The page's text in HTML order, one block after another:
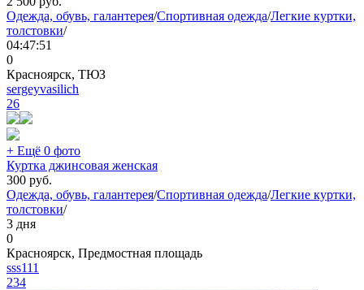
Одежда, обувь, галантерея/Спортивная одежда/Легкие куртки,
толстовки/
04:47:51
0
Красноярск, ТЮЗ
sergeyvasilich
26
+ Ещё 0 фото
Куртка джинсовая женская
300 руб.
Одежда, обувь, галантерея/Спортивная одежда/Легкие куртки,
толстовки/
3 дня
0
Красноярск, Предмостная площадь
sss111
234